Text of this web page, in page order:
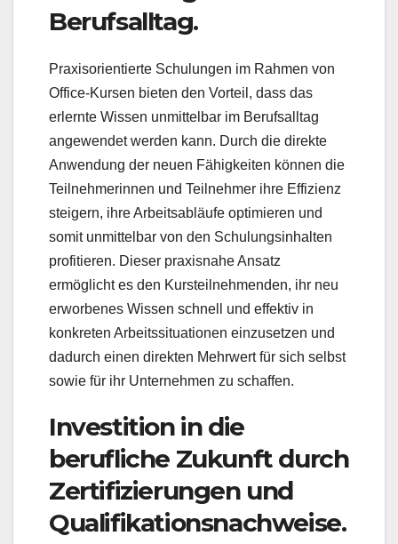
Berufsalltag.
Praxisorientierte Schulungen im Rahmen von
Office-Kursen bieten den Vorteil, dass das
erlernte Wissen unmittelbar im Berufsalltag
angewendet werden kann. Durch die direkte
Anwendung der neuen Fähigkeiten können die
Teilnehmerinnen und Teilnehmer ihre Effizienz
steigern, ihre Arbeitsabläufe optimieren und
somit unmittelbar von den Schulungsinhalten
profitieren. Dieser praxisnahe Ansatz
ermöglicht es den Kursteilnehmenden, ihr neu
erworbenes Wissen schnell und effektiv in
konkreten Arbeitssituationen einzusetzen und
dadurch einen direkten Mehrwert für sich selbst
sowie für ihr Unternehmen zu schaffen.
Investition in die
berufliche Zukunft durch
Zertifizierungen und
Qualifikationsnachweise.